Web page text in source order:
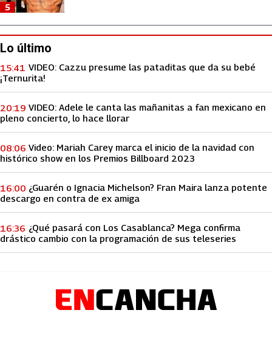
5
Lo último
VIDEO: Cazzu presume las pataditas que da su bebé
¡Ternurita!
15:41
VIDEO: Adele le canta las mañanitas a fan mexicano en
pleno concierto, lo hace llorar
20:19
Video: Mariah Carey marca el inicio de la navidad con
histórico show en los Premios Billboard 2023
08:06
¿Guarén o Ignacia Michelson? Fran Maira lanza potente
descargo en contra de ex amiga
16:00
¿Qué pasará con Los Casablanca? Mega confirma
drástico cambio con la programación de sus teleseries
16:36